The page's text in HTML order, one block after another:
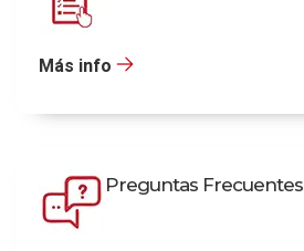
Más info
Preguntas Frecuentes